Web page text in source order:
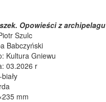
Opowieści z archipelagu
Szulc
Babczyński
Kultura Gniewu
03.2026 r
mm